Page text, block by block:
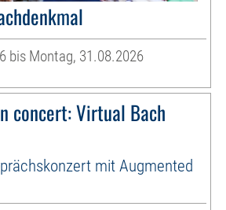
bis Montag, 31.08.2026
concert: Virtual Bach
mit Augmented